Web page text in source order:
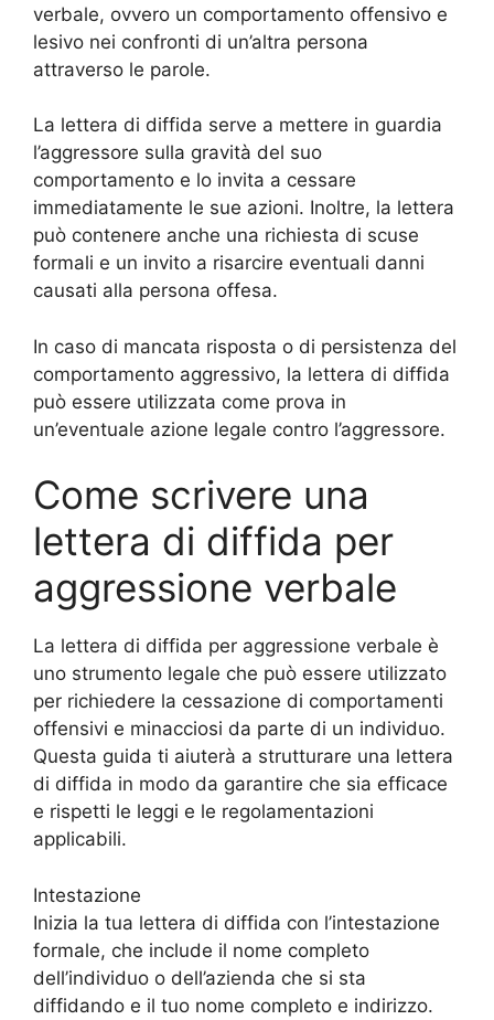
verbale, ovvero un comportamento offensivo e
lesivo nei confronti di un’altra persona
attraverso le parole.
La lettera di diffida serve a mettere in guardia
l’aggressore sulla gravità del suo
comportamento e lo invita a cessare
immediatamente le sue azioni. Inoltre, la lettera
può contenere anche una richiesta di scuse
formali e un invito a risarcire eventuali danni
causati alla persona offesa.
In caso di mancata risposta o di persistenza del
comportamento aggressivo, la lettera di diffida
può essere utilizzata come prova in
un’eventuale azione legale contro l’aggressore.
Come scrivere una
lettera di diffida per
aggressione verbale
La lettera di diffida per aggressione verbale è
uno strumento legale che può essere utilizzato
per richiedere la cessazione di comportamenti
offensivi e minacciosi da parte di un individuo.
Questa guida ti aiuterà a strutturare una lettera
di diffida in modo da garantire che sia efficace
e rispetti le leggi e le regolamentazioni
applicabili.
Intestazione
Inizia la tua lettera di diffida con l’intestazione
formale, che include il nome completo
dell’individuo o dell’azienda che si sta
diffidando e il tuo nome completo e indirizzo.